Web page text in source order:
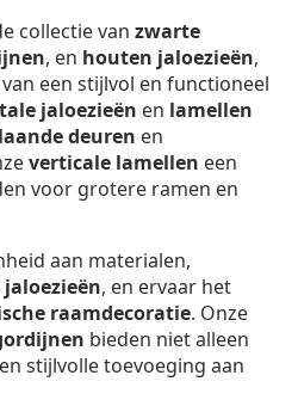
collectie van zwarte
, en houten jaloezieën,
een stijlvol en functioneel
jaloezieën en lamellen
deuren en
verticale lamellen een
voor grotere ramen en
aan materialen,
, en ervaar het
raamdecoratie. Onze
bieden niet alleen
stijlvolle toevoeging aan